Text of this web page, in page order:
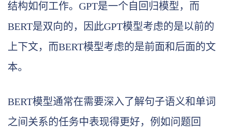
结构如何工作。GPT是一个自回归模型，而
BERT是双向的，因此GPT模型考虑的是以前的
上下文，而BERT模型考虑的是前面和后面的文
本。
BERT模型通常在需要深入了解句子语义和单词
之间关系的任务中表现得更好，例如问题回